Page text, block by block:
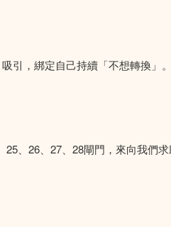
引，綁定自己持續「不想轉換」。
、26、27、28閘門，來向我們求